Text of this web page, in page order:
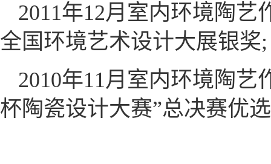
2011年12月室内环境陶艺
全国环境艺术设计大展银奖;
2010年11月室内环境陶艺
杯陶瓷设计大赛”总决赛优